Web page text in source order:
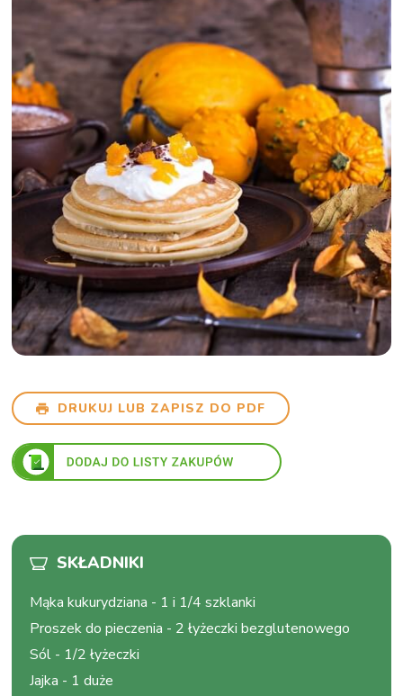
DRUKUJ LUB ZAPISZ DO PDF
SKŁADNIKI
Mąka kukurydziana - 1 i 1/4 szklanki
Proszek do pieczenia - 2 łyżeczki bezglutenowego
Sól - 1/2 łyżeczki
Jajka - 1 duże